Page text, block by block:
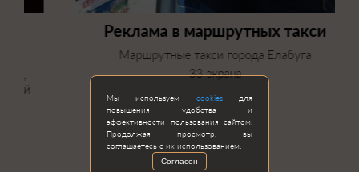
Реклама в маршрутных такси
Маршрутные такси города Елабуга
33 экрана
Мы используем cookiesдля
повышения удобства и
эффективности пользования сайтом.
Продолжая просмотр, вы
соглашаетесь с их использованием.
Согласен